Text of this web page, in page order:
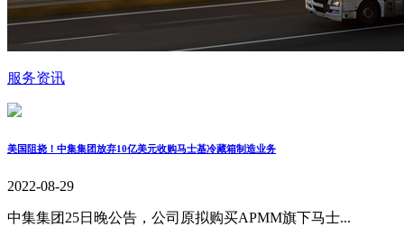
服务资讯
美国阻挠！中集集团放弃10亿美元收购马士基冷藏箱制造业务
2022-08-29
中集集团25日晚公告，公司原拟购买APMM旗下马士...